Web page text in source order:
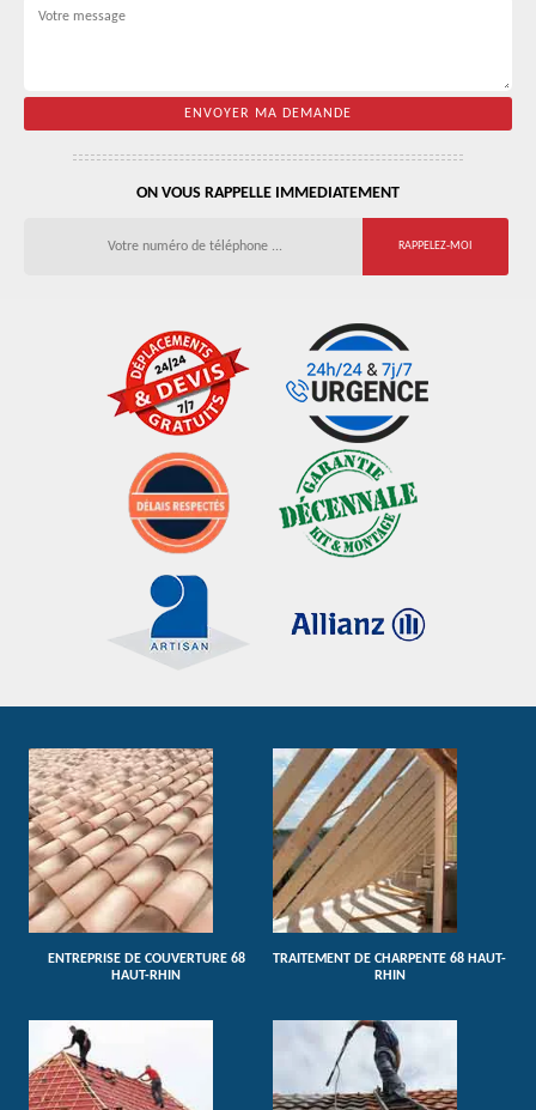
ON VOUS RAPPELLE IMMEDIATEMENT
ENTREPRISE DE COUVERTURE 68
HAUT-RHIN
TRAITEMENT DE CHARPENTE 68 HAUT-
RHIN